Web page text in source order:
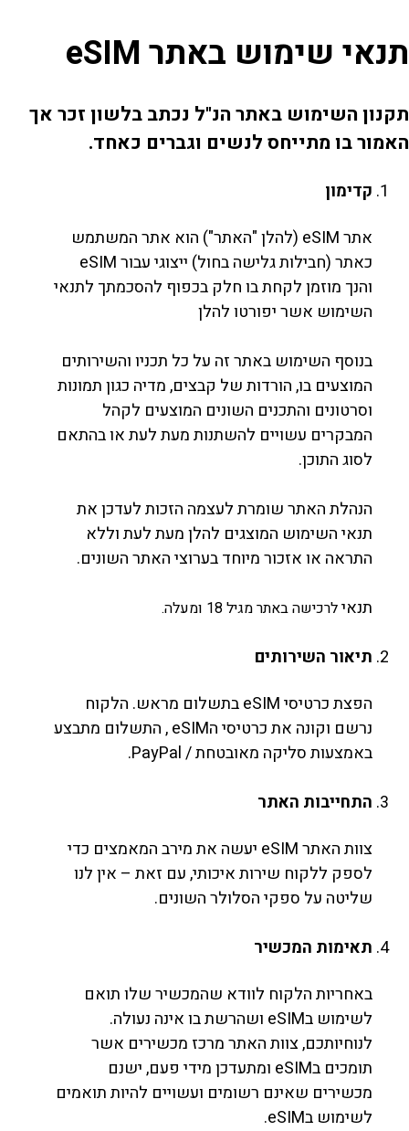
תנאי שימוש באתר eSIM
תקנון השימוש באתר הנ"ל נכתב בלשון זכר אך
האמור בו מתייחס לנשים וגברים כאחד.
קדימון
אתר eSIM (להלן "האתר") הוא אתר המשתמש
כאתר (חבילות גלישה בחול) ייצוגי עבור eSIM
והנך מוזמן לקחת בו חלק בכפוף להסכמתך לתנאי
השימוש אשר יפורטו להלן
בנוסף השימוש באתר זה על כל תכניו והשירותים
המוצעים בו, הורדות של קבצים, מדיה כגון תמונות
וסרטונים והתכנים השונים המוצעים לקהל
המבקרים עשויים להשתנות מעת לעת או בהתאם
לסוג התוכן.
הנהלת האתר שומרת לעצמה הזכות לעדכן את
תנאי השימוש המוצגים להלן מעת לעת וללא
התראה או אזכור מיוחד בערוצי האתר השונים.
תנאילרכישה באתר מגיל 18 ומעלה.
תיאור השירותים
הפצת כרטיסי eSIM בתשלום מראש. הלקוח
נרשם וקונה את כרטיסי הeSIM , התשלום מתבצע
באמצעות סליקה מאובטחת / PayPal.
התחייבות האתר
צוות האתר eSIM יעשה את מירב המאמצים כדי
לספק ללקוח שירות איכותי, עם זאת – אין לנו
שליטה על ספקי הסלולר השונים.
תאימות המכשיר
באחריות הלקוח לוודא שהמכשיר שלו תואם
לשימוש בeSIM ושהרשת בו אינה נעולה.
לנוחיותכם, צוות האתר מרכז מכשירים אשר
תומכים בeSIM ומתעדכן מידי פעם, ישנם
מכשירים שאינם רשומים ועשויים להיות תואמים
לשימוש בeSIM.